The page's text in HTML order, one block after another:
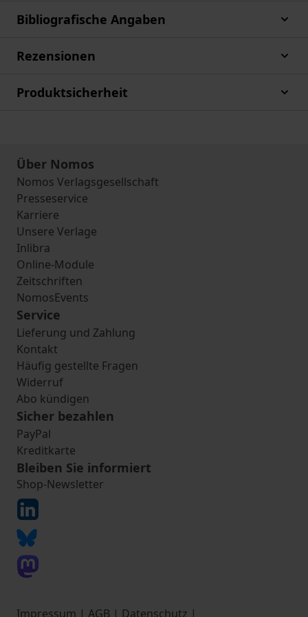
Bibliografische Angaben
Rezensionen
Produktsicherheit
Über Nomos
Nomos Verlagsgesellschaft
Presseservice
Karriere
Unsere Verlage
Inlibra
Online-Module
Zeitschriften
NomosEvents
Service
Lieferung und Zahlung
Kontakt
Häufig gestellte Fragen
Widerruf
Abo kündigen
Sicher bezahlen
PayPal
Kreditkarte
Bleiben Sie informiert
Shop-Newsletter
Impressum | AGB | Datenschutz |